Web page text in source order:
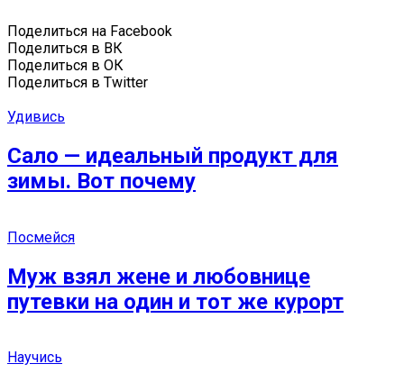
Поделиться на Facebook
Поделиться в ВК
Поделиться в ОК
Поделиться в Twitter
Удивись
Сало — идеальный продукт для
зимы. Вот почему
Посмейся
Муж взял жене и любовнице
путевки на один и тот же курорт
Научись